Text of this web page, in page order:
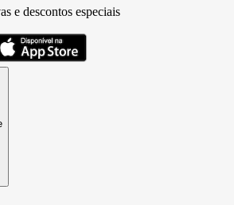
e descontos especiais